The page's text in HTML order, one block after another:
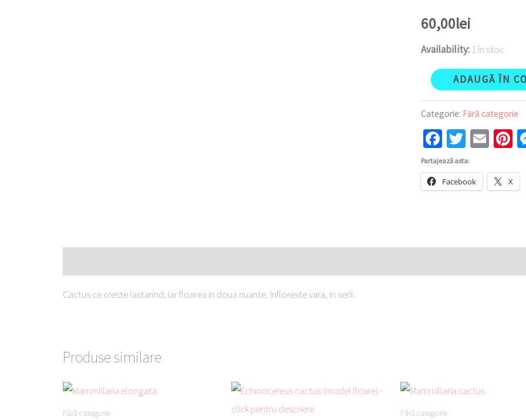
60,00lei
Availability: 1 în stoc
ADAUGĂ ÎN
Categorie: Fără categorie
Facebook
Twitter
Partajează asta:
Facebook X
Cactus ce creste lastarind, iar floarea in doua nuante. Infloreste vara, in serii.
Produse similare
Fără categorie Fără categorie